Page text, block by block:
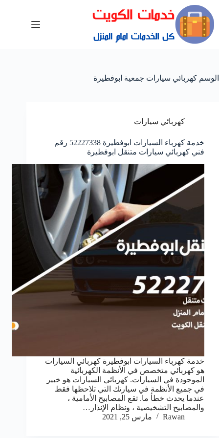
الوسم كهربائي سيارات جمعية ابوفطيرة
كهربائي سيارات
خدمة كهرباء السيارات ابوفطيرة 52227338 رقم
فني كهربائي سيارات متنقل ابوفطيرة
خدمة كهرباء السيارات ابوفطيرة كهربائي السيارات
هو كهربائي متخصص في الأنظمة الكهربائية
الموجودة في السيارات. كهربائي السيارات هو خبير
في جميع الأنظمة في سيارتك التي تلاحظها فقط
عندما يحدث خطأ ما. تقع المصابيح الأمامية ،
والمصابيح التشخيصية ، ونظام الإنذار…
Rawan
مارس 25, 2021